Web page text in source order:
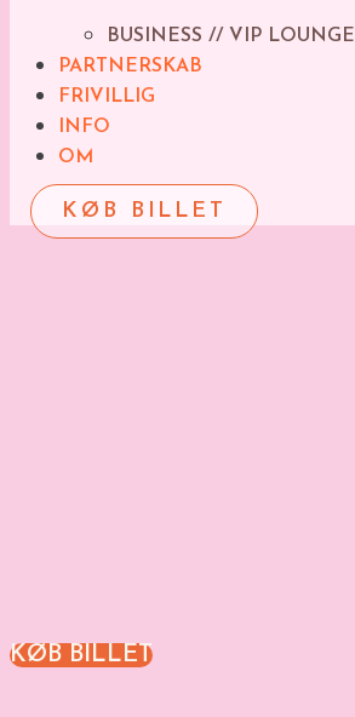
BUSINESS // VIP LOUNGE
PARTNERSKAB
FRIVILLIG
INFO
OM
KØB BILLET
KØB BILLET